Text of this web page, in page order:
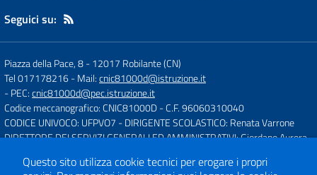
Seguici su:
Piazza della Pace, 8-12017 Robilante (CN)
Tel 017178216- Mail:cnic81000d@istruzione.it
- PEC:cnic81000d@pec.istruzione.it
Codice meccanografico: CNIC81000D- C.F. 96060310040
CODICE UNIVOCO: UFPVO7 - DIRIGENTE SCOLASTICO: Renata Varrone
DIRETTORE DEI SERVIZI GENERALI ED AMMINISTRATIVI: Giordano Aurora
Questo sito utilizza cookie tecnici per erogare i propri